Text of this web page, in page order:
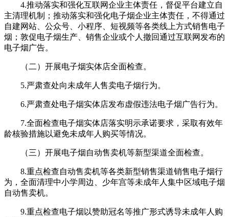
4.推动落实和强化互联网企业主体责任，督促平台建立自
主清理机制；推动落实和强化电子烟企业主体责任，不得通过
自建网站、公众号、小程序、短视频等各类线上方式销售电子
烟；敦促电子烟生产、销售企业或个人撤回通过互联网发布的
电子烟广告。
（二）开展电子烟实体店全面检查。
5.严肃查处向未成年人售卖电子烟行为。
6.严肃查处电子烟实体店发布虚假违法电子烟广告行为。
7.全面检查电子烟实体店落实明示承诺要求，采取有效年
龄核验措施以避免未成年人购买等情况。
（三）开展电子烟自动售卖机等新型渠道全面检查。
8.重点检查自动售卖机等各类新型销售渠道销售电子烟行
为，全面清理中小学周边、少年宫等未成年人集中区域电子烟
自动售卖机。
9.重点检查电子烟以赞助冠名等推广形式诱导未成年人购